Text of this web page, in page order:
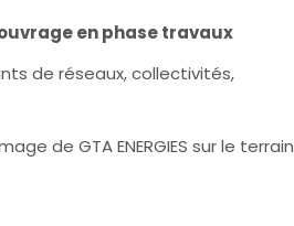
en phase travaux
de réseaux, collectivités,
de GTA ENERGIES sur le terrain